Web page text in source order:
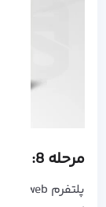
مرحله 8: نحوه ارتقا